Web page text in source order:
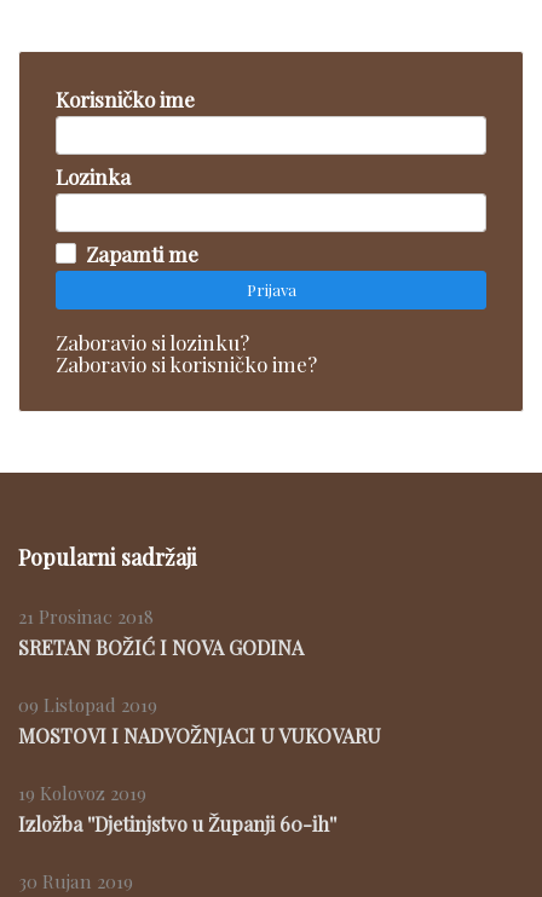
Korisničko ime
Lozinka
Zapamti me
Prijava
Zaboravio si lozinku?
Zaboravio si korisničko ime?
Popularni sadržaji
21 Prosinac 2018
SRETAN BOŽIĆ I NOVA GODINA
09 Listopad 2019
MOSTOVI I NADVOŽNJACI U VUKOVARU
19 Kolovoz 2019
Izložba ''Djetinjstvo u Županji 60-ih''
30 Rujan 2019